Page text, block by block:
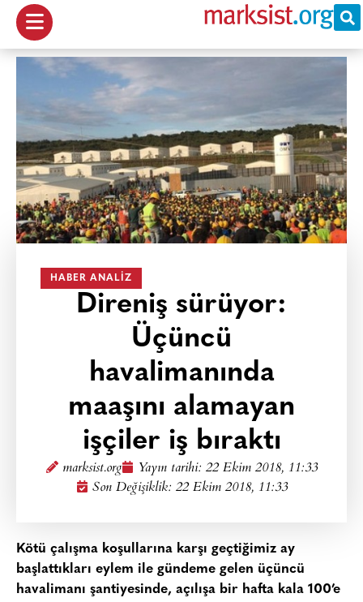
HABER ANALIZ
Direniş sürüyor:
Üçüncü
havalimanında
maaşını alamayan
işçiler iş bıraktı
marksist.org Yayın tarihi: 22 Ekim 2018, 11:33
Son Değişiklik: 22 Ekim 2018, 11:33
Kötü çalışma koşullarına karşı geçtiğimiz ay
başlattıkları eylem ile gündeme gelen üçüncü
havalimanı şantiyesinde, açılışa bir hafta kala 100’e